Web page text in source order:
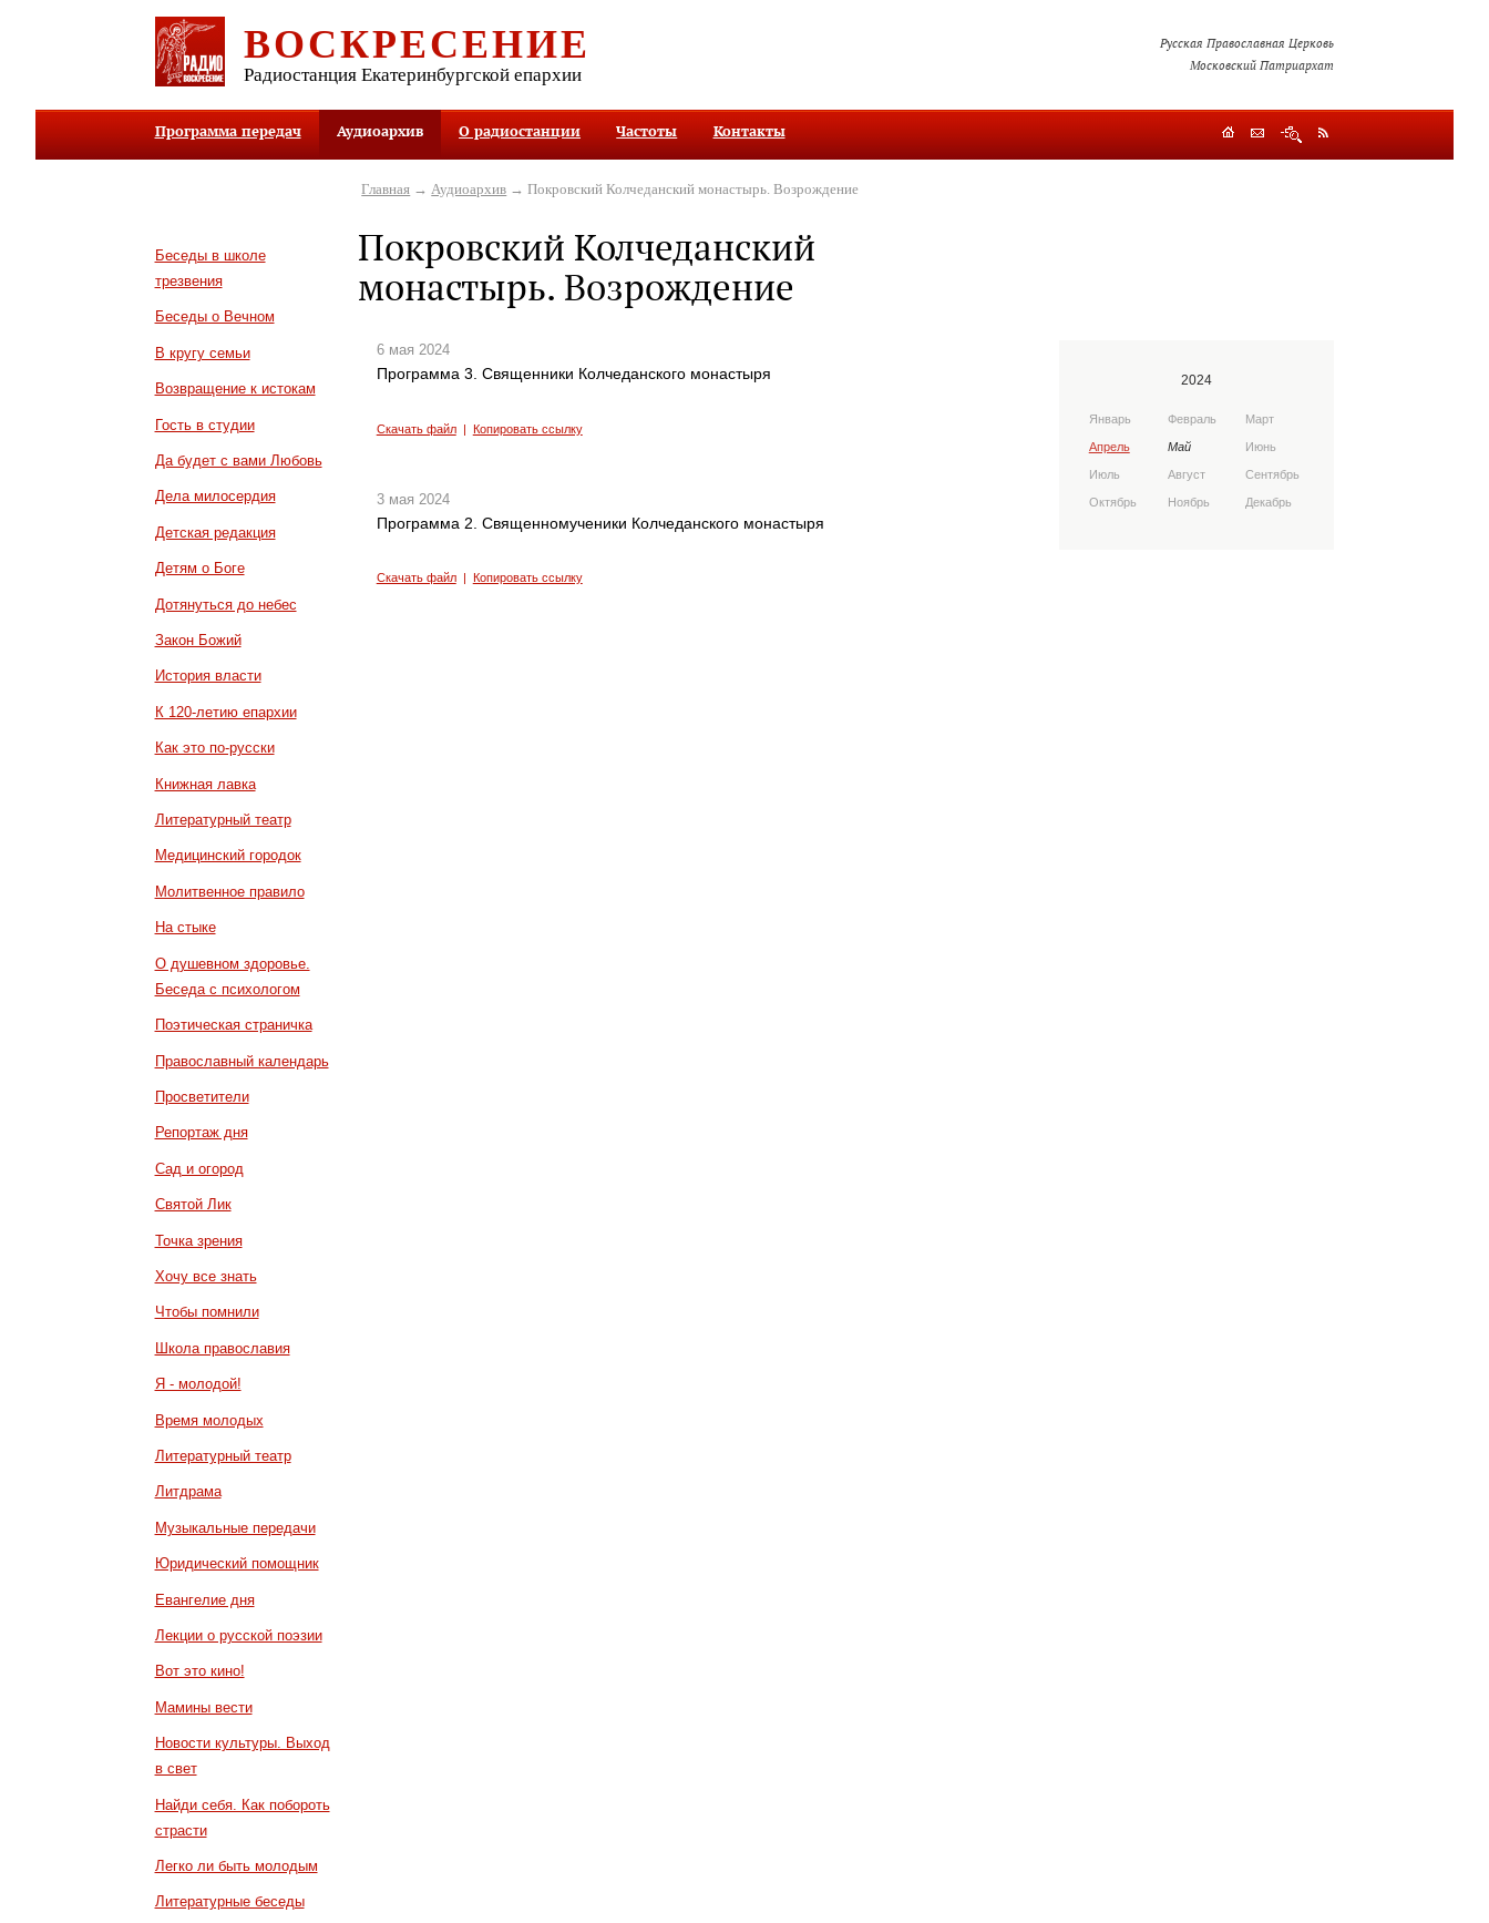
ВОСКРЕСЕНИЕ
Радиостанция Екатеринбургской епархии
Русская Православная Церковь
Московский Патриархат
Программа передач Аудиоархив О радиостанции Частоты Контакты
Беседы в школе
трезвения
Беседы о Вечном
В кругу семьи
Возвращение к истокам
Гость в студии
Да будет с вами Любовь
Дела милосердия
Детская редакция
Детям о Боге
Дотянуться до небес
Закон Божий
История власти
К 120-летию епархии
Как это по-русски
Книжная лавка
Литературный театр
Медицинский городок
Молитвенное правило
На стыке
О душевном здоровье.
Беседа с психологом
Поэтическая страничка
Православный календарь
Просветители
Репортаж дня
Сад и огород
Святой Лик
Точка зрения
Хочу все знать
Чтобы помнили
Школа православия
Я - молодой!
Время молодых
Литературный театр
Литдрама
Музыкальные передачи
Юридический помощник
Евангелие дня
Лекции о русской поэзии
Вот это кино!
Мамины вести
Новости культуры. Выход
в свет
Найди себя. Как побороть
страсти
Легко ли быть молодым
Литературные беседы
Главная → Аудиоархив → Покровский Колчеданский монастырь. Возрождение
Покровский Колчеданский
монастырь. Возрождение
6 мая 2024
Программа 3. Священники Колчеданского монастыря
Скачать файл| Копировать ссылку
3 мая 2024
Программа 2. Священномученики Колчеданского монастыря
Скачать файл| Копировать ссылку
2024
Январь Февраль Март
Апрель Май Июнь
Июль Август Сентябрь
Октябрь Ноябрь Декабрь